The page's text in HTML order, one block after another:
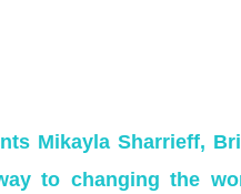
Mikayla Sharrieff,
to changing the